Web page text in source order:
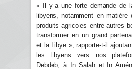
« Il y a une forte demande de
libyens, notamment en matière
produits agricoles entre autres
transformer en un grand
et la Libye », rapporte-t-il
les libyens vers nos
Debdeb, à In Salah et In